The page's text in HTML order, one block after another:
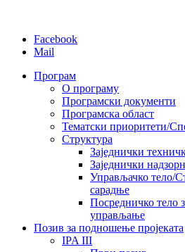
Facebook
Mail
Програм
О програму
Програмски документи
Програмска област
Тематски приоритети/
Структура
Заједнички
Заједнички
Управљачко тело/
сарадње
Посредничко тело
управљање
Позив за подношење пројеката
IPA III